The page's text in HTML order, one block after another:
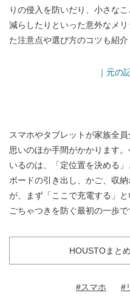
りの侵入を防いだり、小さな
減らしたりといった意外なメ
た注意点や選び方のコツも紹
｜元の
スマホやタブレットが家族全
思いのほか手間がかかります
いるのは、「定位置を決める
ボードの引き出し、かご、収
が、まず「ここで充電する」
ごちゃつきを防ぐ最初の一歩で
HOUSTOまと
#スマホ #